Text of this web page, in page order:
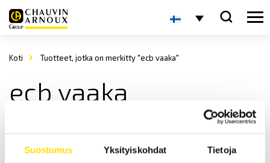
Suostumus Yksityiskohdat Tietoja
Koti Tuotteet, jotka on merkitty "ecb vaaka"
ecb vaaka